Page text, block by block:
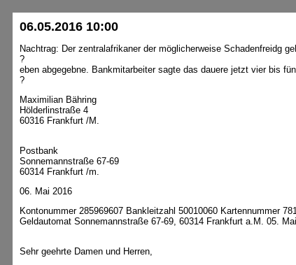
06.05.2016 10:00
Nachtrag: Der zentralafrikaner der möglicherweise Schadenfreidg
?
eben abgegebne. Bankmitarbeiter sagte das dauere jetzt vier bis
?
Maximilian Bähring
Hölderlinstraße 4
60316 Frankfurt /M.
Postbank
Sonnemannstraße 67-69
60314 Frankfurt /m.
06. Mai 2016
Kontonummer 285969607 Bankleitzahl 50010060 Kartennummer
Geldautomat Sonnemannstraße 67-69, 60314 Frankfurt a.M. 05.
Sehr geehrte Damen und Herren,